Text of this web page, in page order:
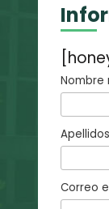
Correo